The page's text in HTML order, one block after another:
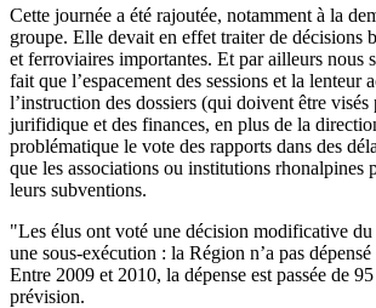
Cette journée a été rajoutée, notamment à la
groupe. Elle devait en effet traiter de décisions
et ferroviaires importantes. Et par ailleurs nous
fait que l’espacement des sessions et la lenteur
l’instruction des dossiers (qui doivent être
jurifidique et des finances, en plus de la
problématique le vote des rapports dans des
que les associations ou institutions rhonalpines
leurs subventions.
"Les élus ont voté une décision modificative
une sous-exécution : la Région n’a pas
Entre 2009 et 2010, la dépense est passée de
prévision.